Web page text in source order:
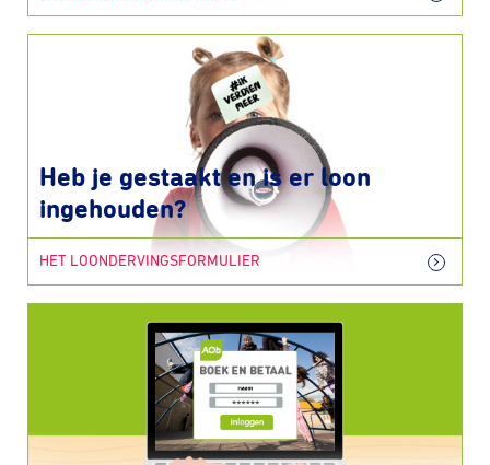
Heb je gestaakt en is er loon
ingehouden?
HET LOONDERVINGSFORMULIER